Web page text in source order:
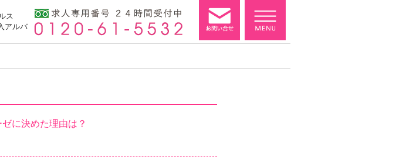
ス
アルバ
に決めた理由は？